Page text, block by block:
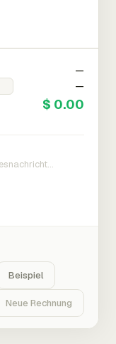
—
—
$ 0.00
Beispiel
Neue Rechnung